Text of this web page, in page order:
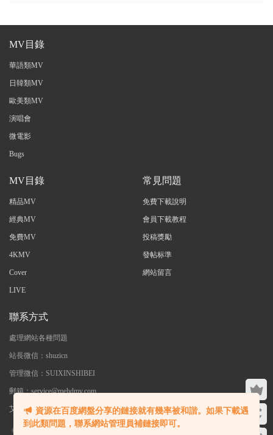
MV目錄
華語類MV
日韓類MV
歐美類MV
演唱會
微電影
Bugs
MV目錄
精品MV
經典MV
免費MV
4KMV
Cover
LIVE
常見問題
免費下載說明
會員下載教程
投稿獎勵
發帖标準
網站留言
聯系方式
處理網站各種問題
站長微信：shuzicn
管理微信：SUIXINSHIBEI
郵箱：service@mehdmv.com
艾木微 - 專注高清無水印MV分享下載
©2023 艾木微 本站内大部分資源收集于網絡，若侵犯了您的合法權益，請聯系
資源在百度網盤分享的鏈接就有幾率被和諧。如果下載遇
到此類問題，聯系網站管理員補鏈接即可。